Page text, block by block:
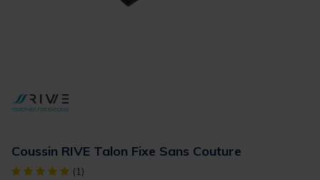
Coussin RIVE Talon Fixe Sans Couture
[object Object] out of 5 Customer Rating
(1)